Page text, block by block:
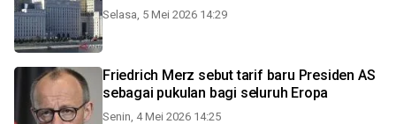
Selasa, 5 Mei 2026 14:29
Friedrich Merz sebut tarif baru Presiden AS
sebagai pukulan bagi seluruh Eropa
Senin, 4 Mei 2026 14:25